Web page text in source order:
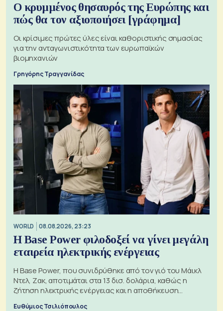
Ο κρυμμένος θησαυρός της Ευρώπης και
πώς θα τον αξιοποιήσει [γράφημα]
Οι κρίσιμες πρώτες ύλες είναι καθοριστικής σημασίας
για την ανταγωνιστικότητα των ευρωπαϊκών
βιομηχανιών
Γρηγόρης Τραγγανίδας
WORLD 08.08.2026, 23:23
Η Base Power φιλοδοξεί να γίνει μεγάλη
εταιρεία ηλεκτρικής ενέργειας
Η Base Power, που συνιδρύθηκε από τον γιό του Μάικλ
Ντελ, Ζακ, αποτιμάται στα 13 δισ. δολάρια, καθώς η
ζήτηση ηλεκτρικής ενέργειας και η αποθήκευση
Ευθύμιος Τσιλιόπουλος